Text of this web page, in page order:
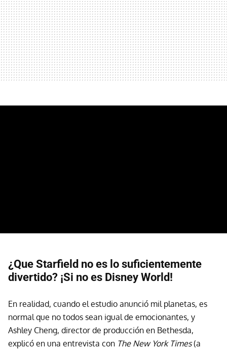
¿Que Starfield no es lo suficientemente
divertido? ¡Si no es Disney World!
En realidad, cuando el estudio anunció mil planetas, es
normal que no todos sean igual de emocionantes, y
Ashley Cheng, director de producción en Bethesda,
explicó en una entrevista con The New York Times(a